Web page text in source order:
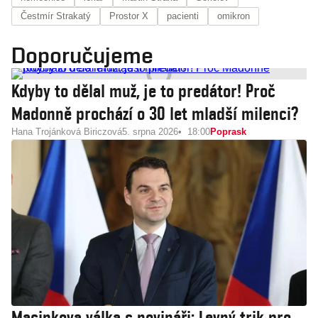
Čestmír Strakatý
Prostor X pacienti omikron
Doporučujeme
Kdyby to dělal muž, je to predátor! Proč
Madonně prochází o 30 let mladší milenci?
Hana Trojánková Biriczová5. srpna 2026 18:00Poprask